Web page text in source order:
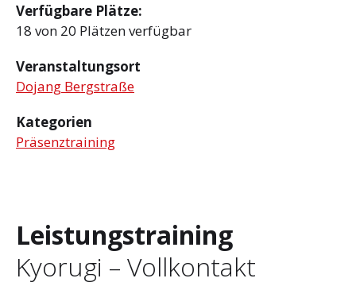
Verfügbare Plätze:
18 von 20 Plätzen verfügbar
Veranstaltungsort
Dojang Bergstraße
Kategorien
Präsenztraining
Leistungstraining
Kyorugi – Vollkontakt